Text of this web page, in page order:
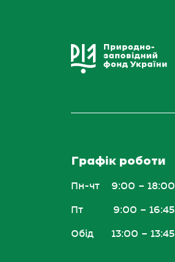
Графік роботи
Пн-чт 9:00 – 18:00
Пт 9:00 – 16:45
Обід 13:00 – 13:45